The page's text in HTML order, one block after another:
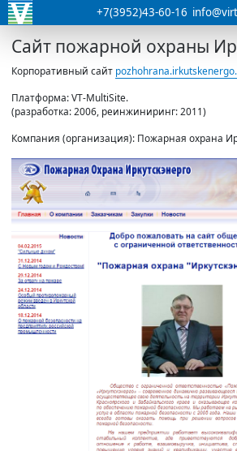
+7(3952)43-60-16
Сайт пожарной охраны
Корпоративный сайт
Платформа: VT-MultiSite.
(разработка: 2006, реинжиниринг: 2011)
Компания (организация): Пожарная охрана